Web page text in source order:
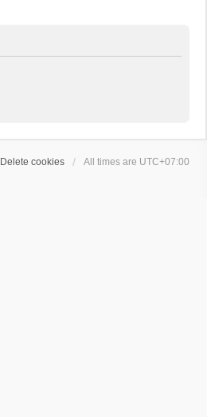
Delete cookies All times are UTC+07:00